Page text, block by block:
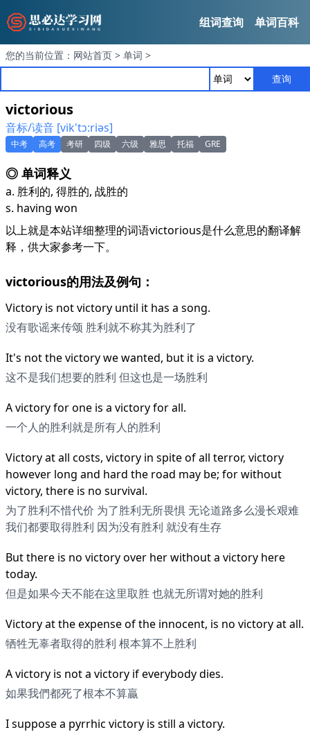
组词查询 单词百科
您的当前位置： 网站首页 > 单词 >
查询
victorious
音标/读音 [vik'tɔ:riәs]
中考 高考 考研 四级 六级 雅思 托福 GRE
◎ 单词释义
a. 胜利的, 得胜的, 战胜的
s. having won
以上就是本站详细整理的词语victorious是什么意思的翻译解
释，供大家参考一下。
victorious的用法及例句：
Victory is not victory until it has a song.
没有歌谣来传颂 胜利就不称其为胜利了
It's not the victory we wanted, but it is a victory.
这不是我们想要的胜利 但这也是一场胜利
A victory for one is a victory for all.
一个人的胜利就是所有人的胜利
Victory at all costs, victory in spite of all terror, victory
however long and hard the road may be; for without
victory, there is no survival.
为了胜利不惜代价 为了胜利无所畏惧 无论道路多么漫长艰难
我们都要取得胜利 因为没有胜利 就没有生存
But there is no victory over her without a victory here
today.
但是如果今天不能在这里取胜 也就无所谓对她的胜利
Victory at the expense of the innocent, is no victory at all.
牺牲无辜者取得的胜利 根本算不上胜利
A victory is not a victory if everybody dies.
如果我們都死了根本不算贏
I suppose a pyrrhic victory is still a victory.